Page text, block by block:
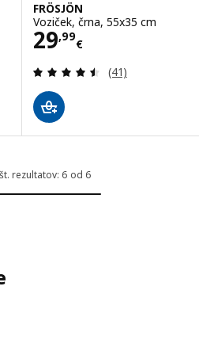
zvezde. Skupno število
FRÖSJÖN
Voziček, črna, 55x35 cm
29,99
€
Cena 29,99€
Pregled: 4.5 iz
(41)
rezultatov: 6 od 6